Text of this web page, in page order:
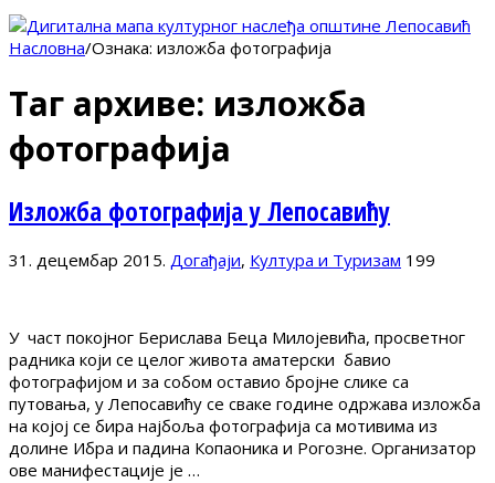
Насловна/Ознака: изложба фотографија
Таг архиве: изложба
фотографија
Изложба фотографија у Лепосавићу
31. децембар 2015. Догађаји, Култура и Туризам 199
У част покојног Берислава Беца Милојевића, просветног
радника који се целог живота аматерски бавио
фотографијом и за собом оставио бројне слике са
путовања, у Лепосавићу се сваке године одржава изложба
на којој се бира најбоља фотографија са мотивима из
долине Ибра и падина Копаоника и Рогозне. Организатор
ове манифестације је …